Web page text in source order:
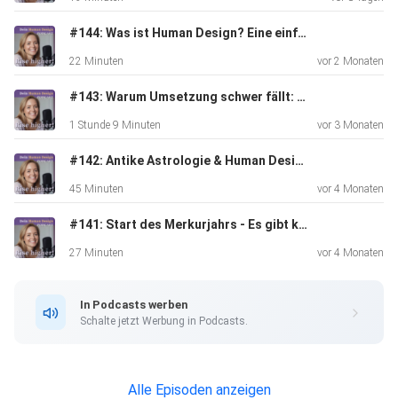
Kommentiere gerne mit deinen Gedanken zur Folge unter
dem Post
https://www.instagram.com/transformationsreise/
Namasté & Love,
#144: Was ist Human Design? Eine einfache Erklarung!
22 Minuten vor 2 Monaten
#143: Warum Umsetzung schwer fällt: Hohe Intelligenz, Human Design & der Weg aus dem Selbstzweifel - Gespräch mit Miriam Michaelsen
1 Stunde 9 Minuten vor 3 Monaten
#142: Antike Astrologie & Human Design - Gespräch mit Carina Harsch
45 Minuten vor 4 Monaten
#141: Start des Merkurjahrs - Es gibt kein zurück mehr!
27 Minuten vor 4 Monaten
In Podcasts werben
Schalte jetzt Werbung in Podcasts.
Alle Episoden anzeigen